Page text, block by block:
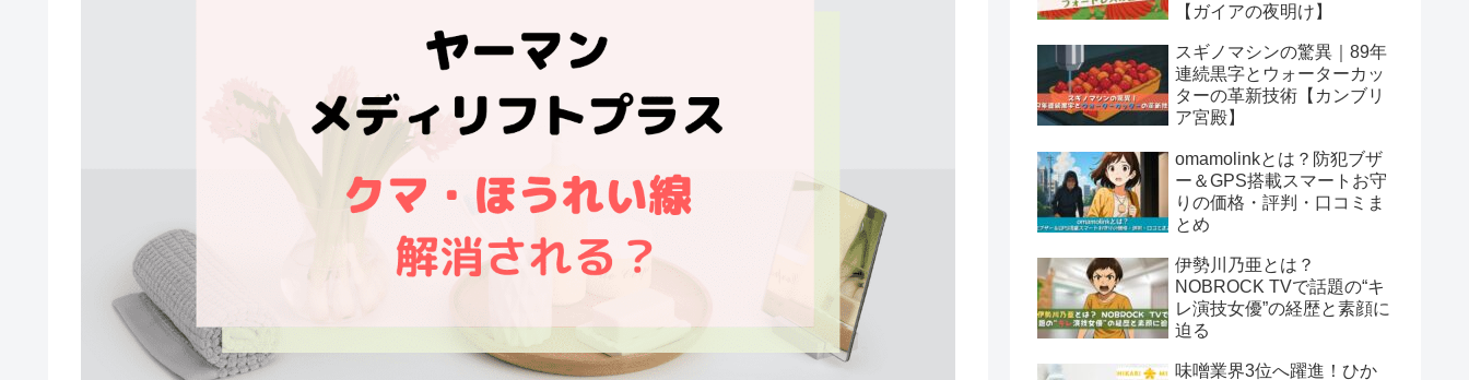
【ガイアの夜明け】
スギノマシンの驚異｜89年
連続黒字とウォーターカッ
ターの革新技術【カンブリ
ア宮殿】
omamolinkとは？防犯ブザ
ー＆GPS搭載スマートお守
りの価格・評判・口コミま
とめ
伊勢川乃亜とは？
NOBROCK TVで話題の“キ
レ演技女優”の経歴と素顔に
迫る
味噌業界3位へ躍進！ひか